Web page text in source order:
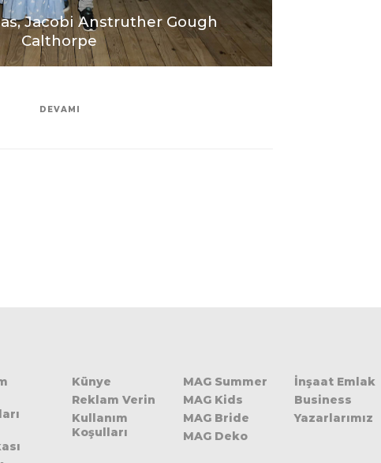
Jacobi Anstruther Gough
Calthorpe
DEVAMI
Künye
Reklam Verin
Kullanım
Koşulları
MAG Summer
MAG Kids
MAG Bride
MAG Deko
İnşaat Emlak
Business
Yazarlarımız